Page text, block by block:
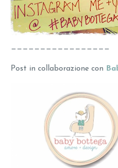
—————————————————
Post in collaborazione con